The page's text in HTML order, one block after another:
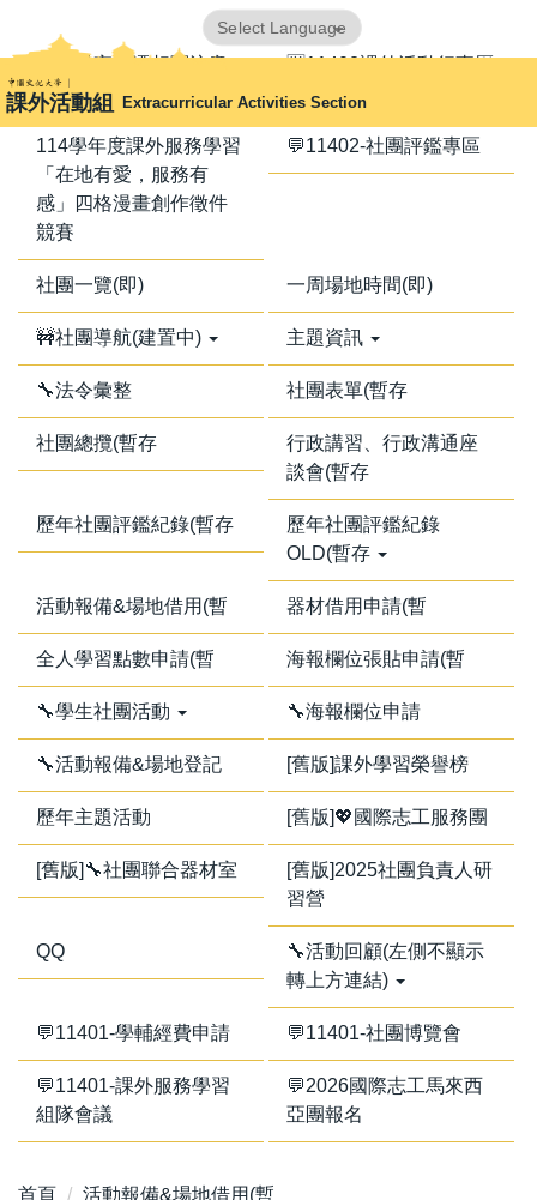
到
主
要
內
課外活動組 Extracurricular Activities Section
Translate
📢器材室搬遷相關注意
事項📢
🈺11402課外活動行事曆
114學年度課外服務學習
「在地有愛，服務有
感」四格漫畫創作徵件
競賽
💬11402-社團評鑑專區
社團一覽(即) 一周場地時間(即)
🚧社團導航(建置中) 主題資訊
🔧法令彙整 社團表單(暫存
社團總攬(暫存
行政講習、行政溝通座
談會(暫存
歷年社團評鑑紀錄(暫存
歷年社團評鑑紀錄
OLD(暫存
活動報備&場地借用(暫 器材借用申請(暫
全人學習點數申請(暫 海報欄位張貼申請(暫
🔧學生社團活動 🔧海報欄位申請
🔧活動報備&場地登記 [舊版]課外學習榮譽榜
歷年主題活動 [舊版]💖國際志工服務團
[舊版]🔧社團聯合器材室
[舊版]2025社團負責人研
習營
QQ
🔧活動回顧(左側不顯示
轉上方連結)
💬11401-學輔經費申請 💬11401-社團博覽會
💬11401-課外服務學習
組隊會議
💬2026國際志工馬來西
亞團報名
首頁 活動報備&場地借用(暫